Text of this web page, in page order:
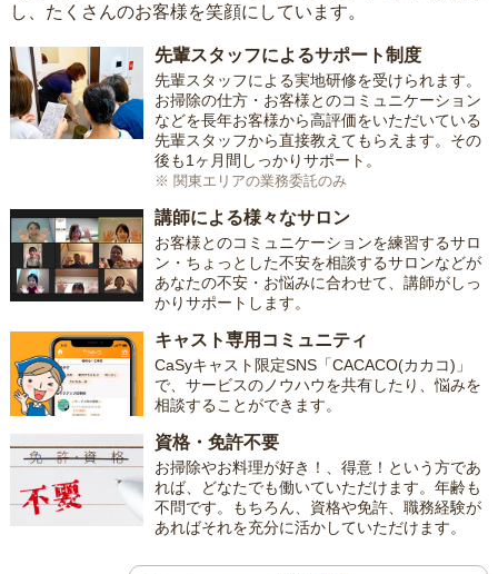
し、たくさんのお客様を笑顔にしています。
先輩スタッフによるサポート制度
先輩スタッフによる実地研修を受けられます。
お掃除の仕方・お客様とのコミュニケーション
などを長年お客様から高評価をいただいている
先輩スタッフから直接教えてもらえます。その
後も1ヶ月間しっかりサポート。
※ 関東エリアの業務委託のみ
講師による様々なサロン
お客様とのコミュニケーションを練習するサロ
ン・ちょっとした不安を相談するサロンなどが
あなたの不安・お悩みに合わせて、講師がしっ
かりサポートします。
キャスト専用コミュニティ
CaSyキャスト限定SNS「CACACO(カカコ)」
で、サービスのノウハウを共有したり、悩みを
相談することができます。
資格・免許不要
お掃除やお料理が好き！、得意！という方であ
れば、どなたでも働いていただけます。年齢も
不問です。もちろん、資格や免許、職務経験が
あればそれを充分に活かしていただけます。